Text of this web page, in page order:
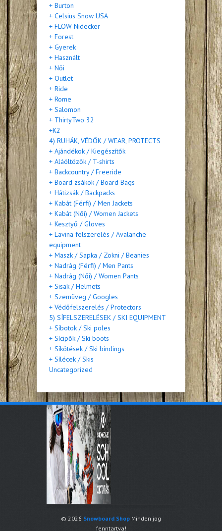
+ Burton
+ Celsius Snow USA
+ FLOW Nidecker
+ Forest
+ Gyerek
+ Használt
+ Női
+ Outlet
+ Ride
+ Rome
+ Salomon
+ ThirtyTwo 32
+K2
4) RUHÁK, VÉDŐK / WEAR, PROTECTS
+ Ajándékok / Kiegészítők
+ Aláöltözők / T-shirts
+ Backcountry / Freeride
+ Board zsákok / Board Bags
+ Hátizsák / Backpacks
+ Kabát (Férfi) / Men Jackets
+ Kabát (Női) / Women Jackets
+ Kesztyű / Gloves
+ Lavina felszerelés / Avalanche
equipment
+ Maszk / Sapka / Zokni / Beanies
+ Nadrág (Férfi) / Men Pants
+ Nadrág (Női) / Women Pants
+ Sisak / Helmets
+ Szemüveg / Googles
+ Védőfelszerelés / Protectors
5) SÍFELSZERELÉSEK / SKI EQUIPMENT
+ Síbotok / Ski poles
+ Sícipők / Ski boots
+ Síkötések / Ski bindings
+ Sílécek / Skis
Uncategorized
© 2026 Snowboard Shop Minden jog
fenntartva!